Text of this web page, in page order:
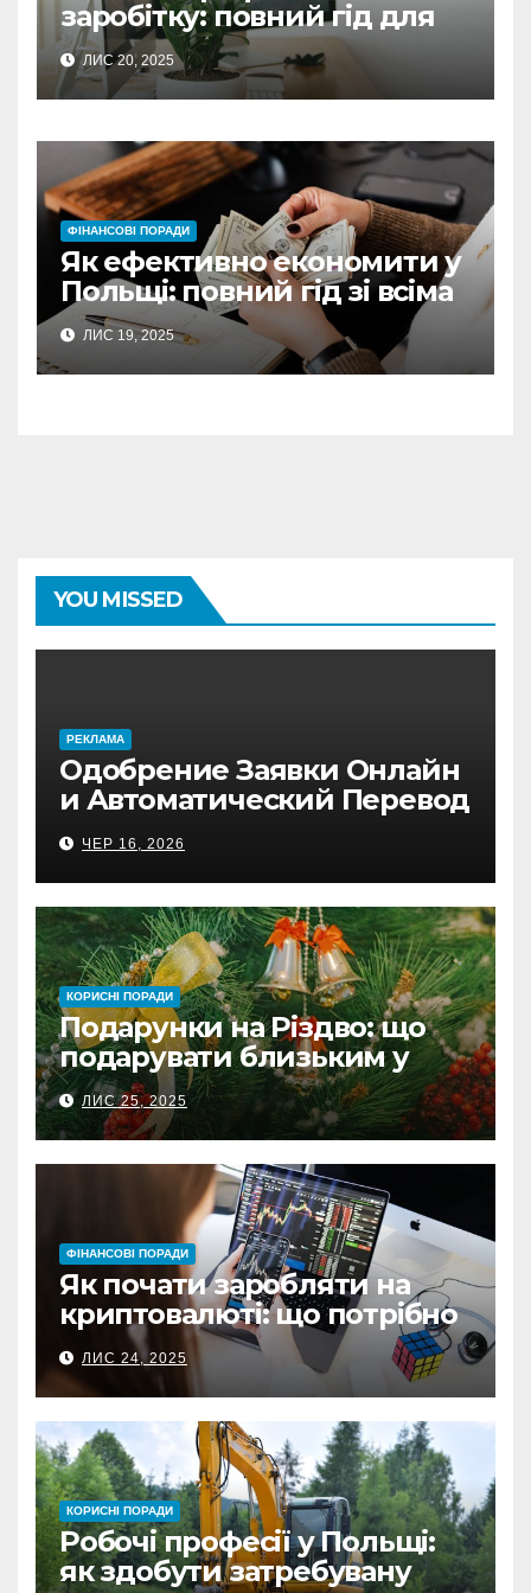
заробітку: повний гід для
українців у Польщі
ЛИС 20, 2025
ФІНАНСОВІ ПОРАДИ
Як ефективно економити у
Польщі: повний гід зі всіма
секретами
ЛИС 19, 2025
YOU MISSED
PЕКЛАМА
Одобрение Заявки Онлайн
и Автоматический Перевод
на Банковский Счёт.
Проверь
ЧЕР 16, 2026
КОРИСНІ ПОРАДИ
Подарунки на Різдво: що
подарувати близьким у
Польщі
ЛИС 25, 2025
ФІНАНСОВІ ПОРАДИ
Як почати заробляти на
криптовалюті: що потрібно
знати перед першою
інвестицією
ЛИС 24, 2025
КОРИСНІ ПОРАДИ
Робочі професії у Польщі:
як здобути затребувану